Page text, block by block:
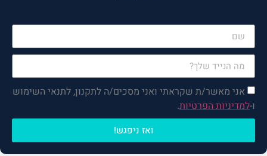
אני מאשר/ת שקראתי ואני מסכים/ה לתקנון, לתנאי השימוש
ו-למדיניות הפרטיות.
ואז ניפגש!